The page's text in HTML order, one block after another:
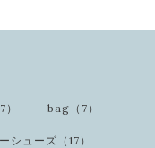
bag（7）
シューズ（17）